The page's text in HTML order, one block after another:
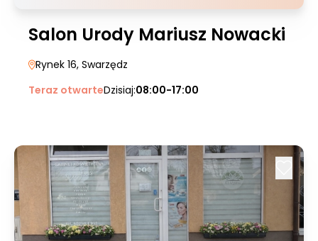
Salon Urody Mariusz Nowacki
Rynek 16, Swarzędz
Teraz otwarteDzisiaj:08:00-17:00